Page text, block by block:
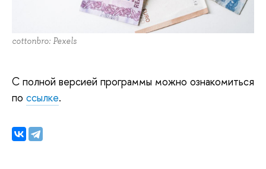
cottonbro: Pexels
С полной версией программы можно ознакомиться
по ссылке.